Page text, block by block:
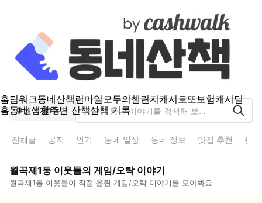
홈팀워크동네산책런마일모두의챌린지캐시로또보험캐시딜
홈동네 생활주변 산책산책 기록
월곡제1동
전체글 공지 인기 동네 일상 동네 정보 맛집 추천 분
월곡제1동 이웃들의 게임/오락이야기
월곡제1동 이웃들이 직접 올린 게임/오락 이야기를 모아봐요